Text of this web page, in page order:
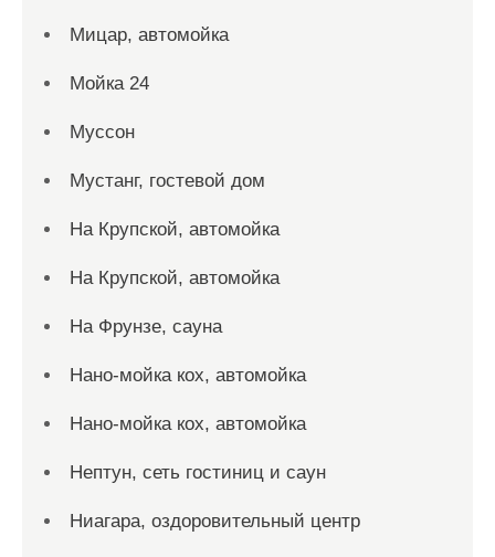
Мицар, автомойка
Мойка 24
Муссон
Мустанг, гостевой дом
На Крупской, автомойка
На Крупской, автомойка
На Фрунзе, сауна
Нано-мойка кох, автомойка
Нано-мойка кох, автомойка
Нептун, сеть гостиниц и саун
Ниагара, оздоровительный центр